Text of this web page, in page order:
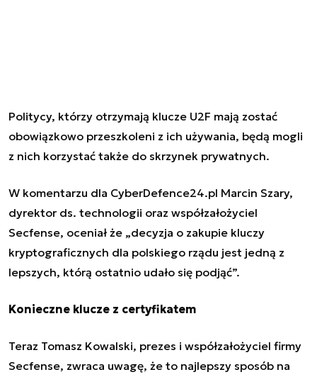
Politycy, którzy otrzymają klucze U2F mają zostać
obowiązkowo przeszkoleni z ich używania, będą mogli
z nich korzystać także do skrzynek prywatnych.
W komentarzu dla CyberDefence24.pl Marcin Szary,
dyrektor ds. technologii oraz współzałożyciel
Secfense, oceniał że „decyzja o zakupie kluczy
kryptograficznych dla polskiego rządu jest jedną z
lepszych, którą ostatnio udało się podjąć”.
Konieczne klucze z certyfikatem
Teraz Tomasz Kowalski, prezes i współzałożyciel firmy
Secfense, zwraca uwagę, że to najlepszy sposób na